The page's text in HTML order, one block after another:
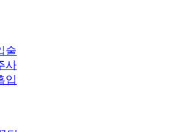
술
사
입